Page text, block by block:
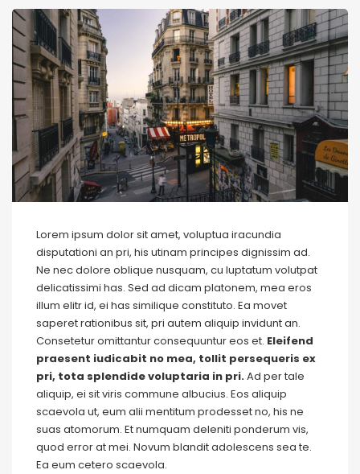
Lorem ipsum dolor sit amet, voluptua iracundia
disputationi an pri, his utinam principes dignissim ad.
Ne nec dolore oblique nusquam, cu luptatum volutpat
delicatissimi has. Sed ad dicam platonem, mea eros
illum elitr id, ei has similique constituto. Ea movet
saperet rationibus sit, pri autem aliquip invidunt an.
Consetetur omittantur consequuntur eos et. Eleifend
praesent iudicabit no mea, tollit persequeris ex
pri, tota splendide voluptaria in pri.Ad per tale
aliquip, ei sit viris commune albucius. Eos aliquip
scaevola ut, eum alii mentitum prodesset no, his ne
suas atomorum. Et numquam deleniti ponderum vis,
quod error at mei. Novum blandit adolescens sea te.
Ea eum cetero scaevola.